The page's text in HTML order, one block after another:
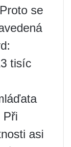
se
tisíc
Při
asi